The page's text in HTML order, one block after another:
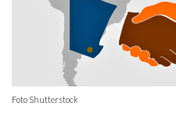
Foto Shutterstock